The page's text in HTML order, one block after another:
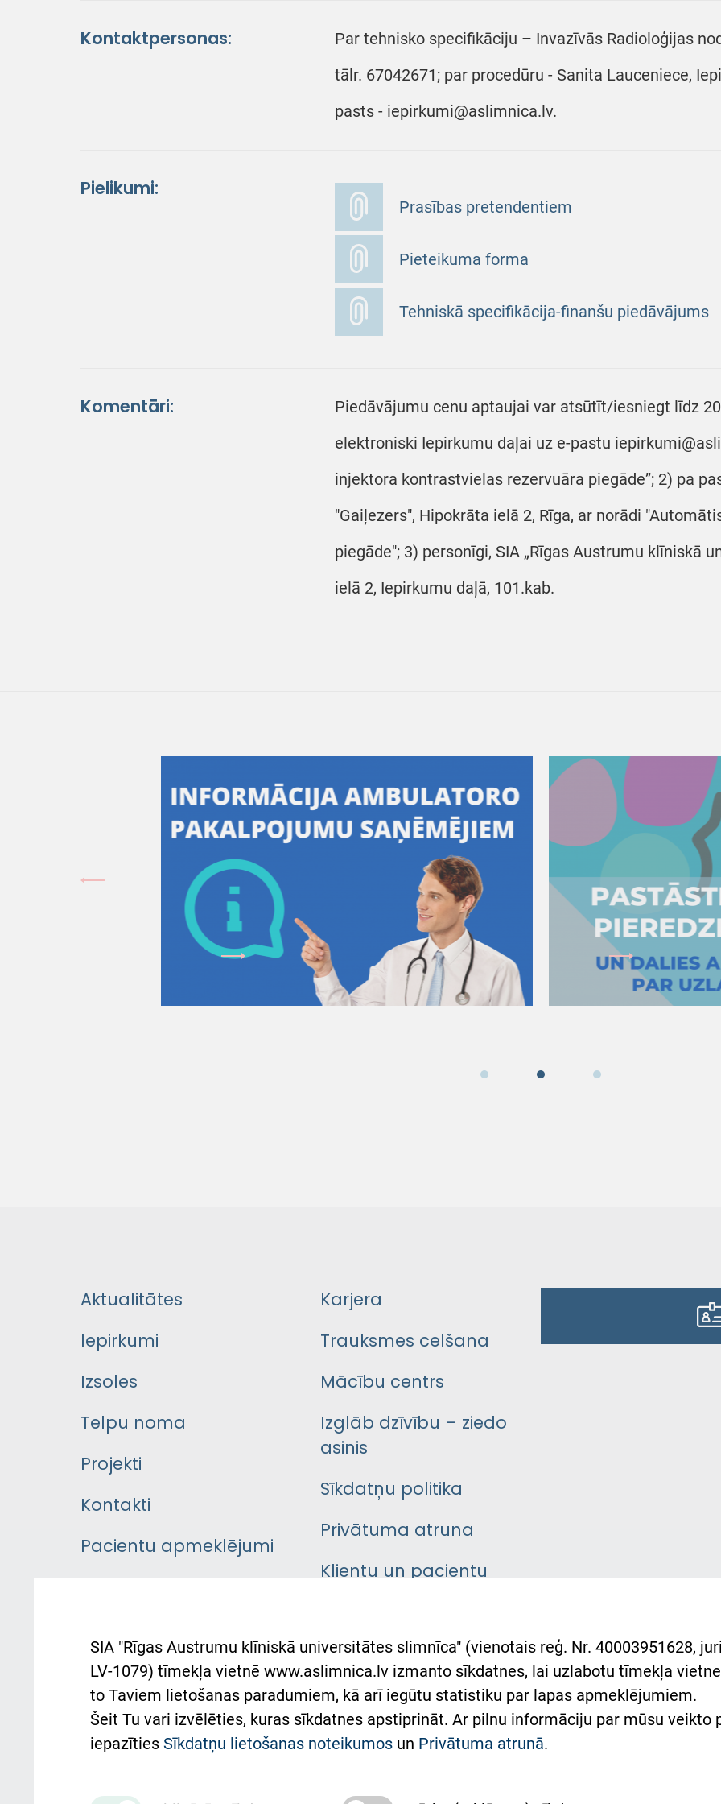
Kontaktpersonas:
Par tehnisko specifikāciju – Invazīvās Radioloģijas
tālr. 67042671; par procedūru - Sanita Lauceniece,
pasts - iepirkumi@aslimnica.lv.
Pielikumi:
Prasības pretendentiem
Pieteikuma forma
Tehniskā specifikācija-finanšu piedāvājums
Komentāri:
Piedāvājumu cenu aptaujai var atsūtīt/iesniegt līdz
elektroniski Iepirkumu daļai uz e-pastu
injektora kontrastvielas rezervuāra piegāde”; 2) pa
"Gaiļezers", Hipokrāta ielā 2, Rīga, ar norādi
piegāde"; 3) personīgi, SIA „Rīgas Austrumu klīniskā
ielā 2, Iepirkumu daļā, 101.kab.
Aktualitātes
Iepirkumi
Izsoles
Telpu noma
Projekti
Kontakti
Pacientu apmeklējumi
Pacienta
atsauksmju/sūdzību
iesniegšanas kārtība
Kā pie mums nokļūt
Karjera
Trauksmes celšana
Mācību centrs
Izglāb dzīvību – ziedo
asinis
Sīkdatņu politika
Privātuma atruna
Klientu un pacientu
Austrumu slimnīcas
atbalsts Ukrainai
Підтримка Східної лікарні
та співпраця з Україною
SIA "Rīgas Austrumu klīniskā universitātes slimnīca" (vienotais reģ. Nr. 40003951628,
LV-1079) tīmekļa vietnē www.aslimnica.lv izmanto sīkdatnes, lai uzlabotu tīmekļa
to Taviem lietošanas paradumiem, kā arī iegūtu statistiku par lapas apmeklējumiem.
Šeit Tu vari izvēlēties, kuras sīkdatnes apstiprināt. Ar pilnu informāciju par mūsu veikto
iepazīties Sīkdatņu lietošanas noteikumos un Privātuma atrunā.